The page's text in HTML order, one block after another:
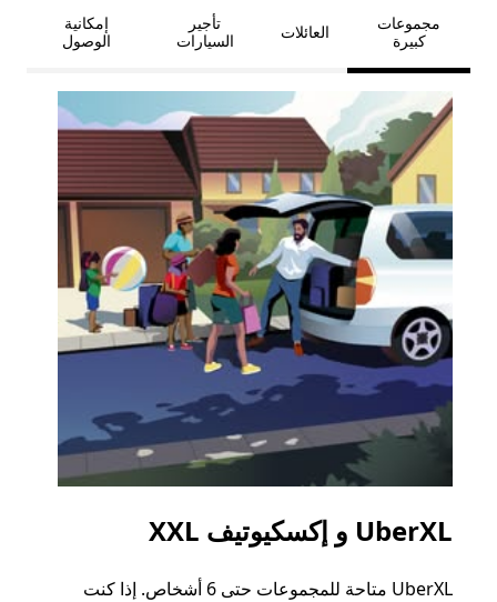
مجموعات
كبيرة
العائلات
تأجير
السيارات
إمكانية
الوصول
UberXL و إكسكيوتيف XXL
UberXL متاحة للمجموعات حتى 6 أشخاص. إذا كنت